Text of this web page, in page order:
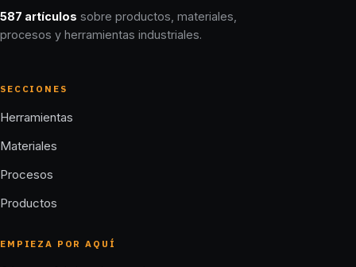
587 artículos sobre productos, materiales,
procesos y herramientas industriales.
SECCIONES
Herramientas
Materiales
Procesos
Productos
EMPIEZA POR AQUÍ